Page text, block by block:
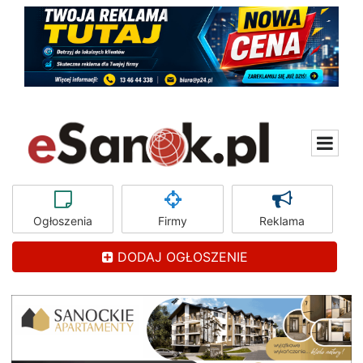
Ogłoszenia Firmy Reklama
DODAJ OGŁOSZENIE